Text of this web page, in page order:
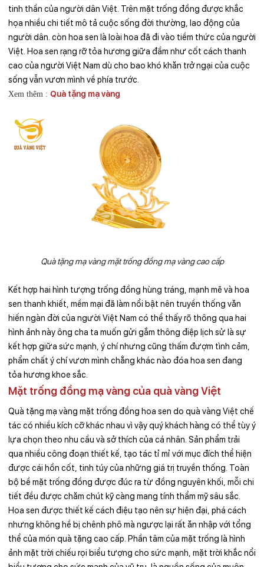
tinh thần của người dân Việt. Trên mặt trống đồng được khắc
họa nhiều chi tiết mô tả cuộc sống đời thường, lao động của
người dân. còn hoa sen là loài hoa đã đi vào tiềm thức của người
Việt. Hoa sen rạng rỡ tỏa hương giữa đầm như cốt cách thanh
cao của người Việt Nam dù cho bao khó khăn trở ngại của cuộc
sống vẫn vươn mình về phía trước.
Xem thêm : Quà tặng mạ vàng
Quà tặng mạ vàng mặt trống đồng mạ vàng cao cấp
Kết hợp hai hình tượng trống đồng hùng tráng, mạnh mẽ và hoa
sen thanh khiết, mềm mại đã làm nổi bật nên truyền thống văn
hiến ngàn đời của người Việt Nam có thể thấy rõ thông qua hai
hình ảnh này ông cha ta muốn gửi gắm thông điệp lịch sử là sự
kết hợp giữa sức mạnh, ý chí nhưng cũng thấm đượm tình cảm,
phẩm chất ý chí vươn mình chẳng khác nào đóa hoa sen đang
tỏa hương khoe sắc.
Mặt trống đồng mạ vàng của quà vàng Việt
Quà tặng mạ vàng mặt trống đồng hoa sen do quà vàng Việt chế
tác có nhiều kích cỡ khác nhau vì vậy quý khách hàng có thể tùy ý
lựa chọn theo nhu cầu và sở thích của cá nhân. Sản phẩm trải
qua nhiều công đoạn thiết kế, tạo tác tỉ mỉ với mục đích thể hiện
được cái hồn cốt, tinh túy của những giá trị truyền thống. Toàn
bộ bề mặt trống đồng được đúc ra từ đồng nguyên khối, mỗi chi
tiết đều được chăm chút kỹ càng mang tính thẩm mỹ sâu sắc.
Hoa sen được thiết kế cách điệu tạo nên sự hiện đại, phá cách
nhưng không hề bị chênh phô mà ngược lại rất ăn nhập với tổng
thể của món quà tặng cao cấp. Phần tâm của mặt trống là hình
ảnh mặt trời chiếu rọi biểu tượng cho sức mạnh, mặt trời khắc nổi